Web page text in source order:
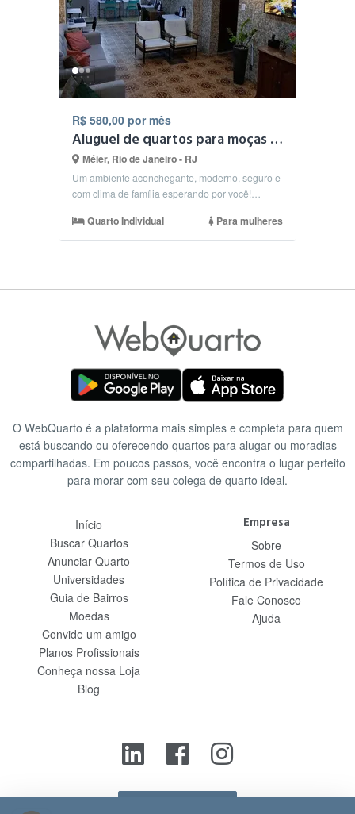
R$ 580,00 por mês
Aluguel de quartos para moças no Méier
Méier, Rio de Janeiro - RJ
Um ambiente aconchegante, moderno, seguro e
com clima de família esperando por você!
Quarto Individual Para mulheres
O WebQuarto é a plataforma mais simples e completa para quem
está buscando ou oferecendo quartos para alugar ou moradias
compartilhadas. Em poucos passos, você encontra o lugar perfeito
para morar com seu colega de quarto ideal.
Início
Buscar Quartos
Anunciar Quarto
Universidades
Guia de Bairros
Moedas
Convide um amigo
Planos Profissionais
Conheça nossa Loja
Blog
Empresa
Sobre
Termos de Uso
Política de Privacidade
Fale Conosco
Ajuda